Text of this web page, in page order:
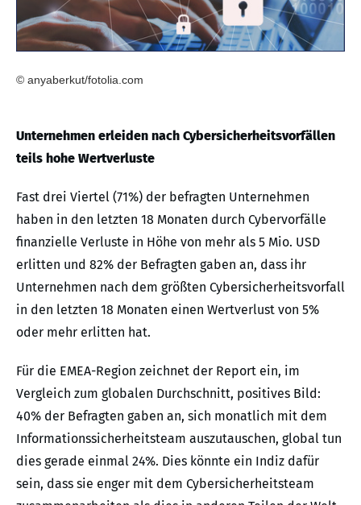
© anyaberkut/fotolia.com
Unternehmen erleiden nach Cybersicherheitsvorfällen
teils hohe Wertverluste
Fast drei Viertel (71%) der befragten Unternehmen
haben in den letzten 18 Monaten durch Cybervorfälle
finanzielle Verluste in Höhe von mehr als 5 Mio. USD
erlitten und 82% der Befragten gaben an, dass ihr
Unternehmen nach dem größten Cybersicherheitsvorfall
in den letzten 18 Monaten einen Wertverlust von 5%
oder mehr erlitten hat.
Für die EMEA-Region zeichnet der Report ein, im
Vergleich zum globalen Durchschnitt, positives Bild:
40% der Befragten gaben an, sich monatlich mit dem
Informationssicherheitsteam auszutauschen, global tun
dies gerade einmal 24%. Dies könnte ein Indiz dafür
sein, dass sie enger mit dem Cybersicherheitsteam